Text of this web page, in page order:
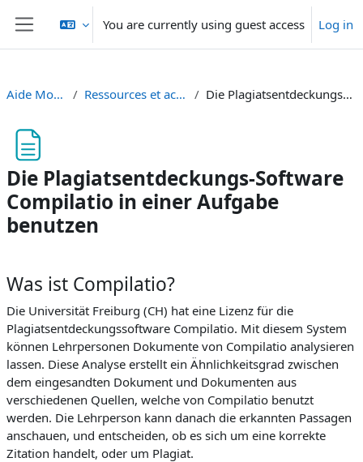
Skip to main content
Side panel
You are currently using guest access Log in
Aide Moodle - Moodle Hilfe Ressources et activités - Materialien und aktivitäten Die Plagiatsentdeckungs-Software Compilatio in einer Aufgabe benutzen
Die Plagiatsentdeckungs-Software
Compilatio in einer Aufgabe
benutzen
Was ist Compilatio?
Die Universität Freiburg (CH) hat eine Lizenz für die
Plagiatsentdeckungssoftware Compilatio. Mit diesem System
können Lehrpersonen Dokumente von Compilatio analysieren
lassen. Diese Analyse erstellt ein Ähnlichkeitsgrad zwischen
dem eingesandten Dokument und Dokumenten aus
verschiedenen Quellen, welche von Compilatio benutzt
werden. Die Lehrperson kann danach die erkannten Passagen
anschauen, und entscheiden, ob es sich um eine korrekte
Zitation handelt, oder um Plagiat.